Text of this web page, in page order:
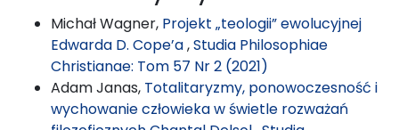
Michał Wagner, Projekt „teologii” ewolucyjnej
Edwarda D. Cope’a,Studia Philosophiae
Christianae: Tom 57 Nr 2 (2021)
Adam Janas, Totalitaryzmy, ponowoczesność i
wychowanie człowieka w świetle rozważań